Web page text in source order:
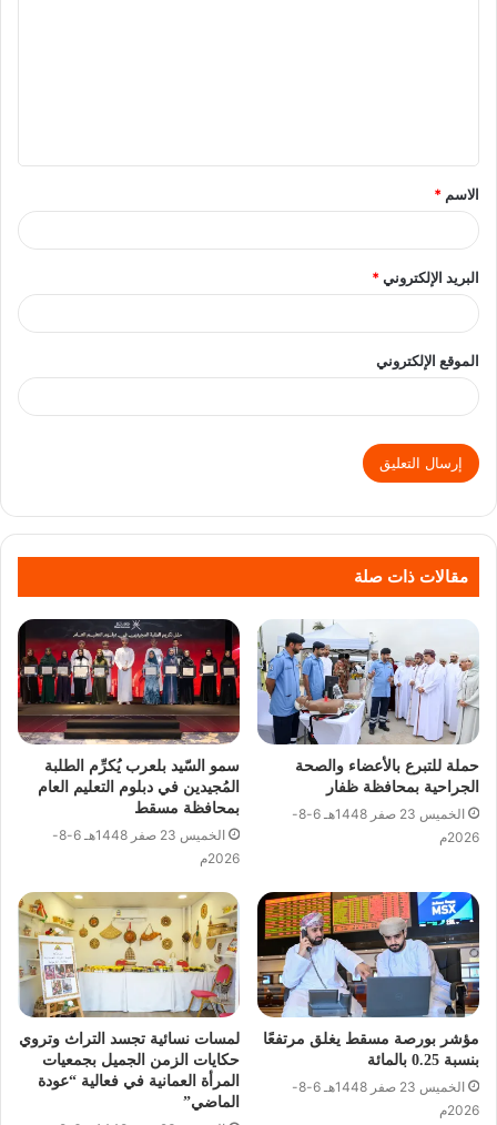
الاسم *
البريد الإلكتروني*
الموقع الإلكتروني
مقالات ذات صلة
حملة للتبرع بالأعضاء والصحة
الجراحية بمحافظة ظفار
الخميس 23 صفر 1448هـ 6-8-
2026م
سمو السّيد بلعرب يُكرِّم الطلبة
المُجيدين في دبلوم التعليم العام
بمحافظة مسقط
الخميس 23 صفر 1448هـ 6-8-
2026م
مؤشر بورصة مسقط يغلق مرتفعًا
بنسبة 0.25 بالمائة
الخميس 23 صفر 1448هـ 6-8-
2026م
لمسات نسائية تجسد التراث وتروي
حكايات الزمن الجميل بجمعيات
المرأة العمانية في فعالية “عودة
الماضي”